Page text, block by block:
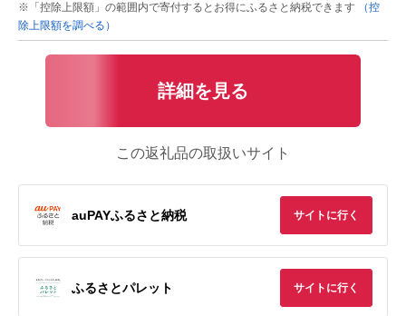
※「控除上限額」の範囲内で寄付するとお得にふるさと納税できます
（控
除上限額を調べる）
詳細を見る
この返礼品の取扱いサイト
auPAYふるさと納税 サイトに行く
ふるさとパレット サイトに行く